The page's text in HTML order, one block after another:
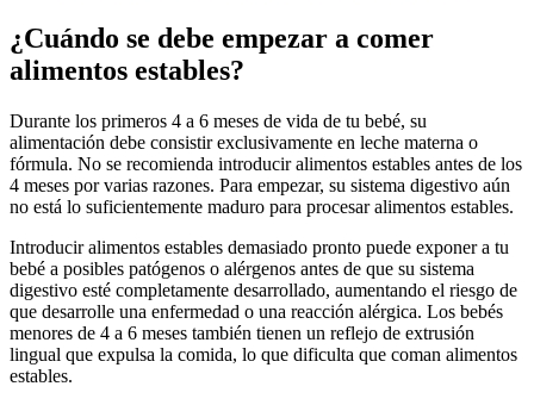
¿Cuándo se debe empezar a comer
alimentos estables?
Durante los primeros 4 a 6 meses de vida de tu bebé, su
alimentación debe consistir exclusivamente en leche materna o
fórmula. No se recomienda introducir alimentos estables antes de los
4 meses por varias razones. Para empezar, su sistema digestivo aún
no está lo suficientemente maduro para procesar alimentos estables.
Introducir alimentos estables demasiado pronto puede exponer a tu
bebé a posibles patógenos o alérgenos antes de que su sistema
digestivo esté completamente desarrollado, aumentando el riesgo de
que desarrolle una enfermedad o una reacción alérgica. Los bebés
menores de 4 a 6 meses también tienen un reflejo de extrusión
lingual que expulsa la comida, lo que dificulta que coman alimentos
estables.